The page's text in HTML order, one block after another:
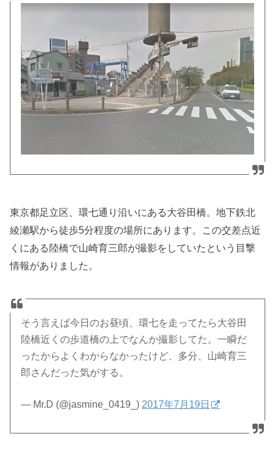
東京都足立区、環七通り沿いにある大谷田橋。地下鉄北
綾瀬駅から徒歩5分程度の場所にあります。この交差点近
くにある陸橋で山崎育三郎が撮影をしていたという目撃
情報がありました。
そう言えば今日のお昼頃、環七を走ってたら大谷田
陸橋近くの歩道橋の上でなんか撮影してた。一瞬だ
ったからよくわからなかったけど、多分、山崎育三
郎さんだった気がする。
— Mr.D (@jasmine_0419_) 2017年7月19日